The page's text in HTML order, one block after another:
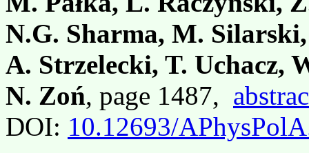
N.G. Sharma, M.
A. Strzelecki, T. Uchacz,
N. Zoń, page 1487,
DOI: 10.12693/